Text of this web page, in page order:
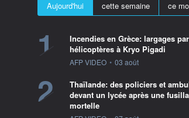
Aujourd'hui cette semaine ce
1
Incendies en Grèce: largages par
hélicoptères à Kryo Pigadi
information fournie par
AFP VIDEO • 03 août
2
Thaïlande: des policiers et
devant un lycée après une
mortelle